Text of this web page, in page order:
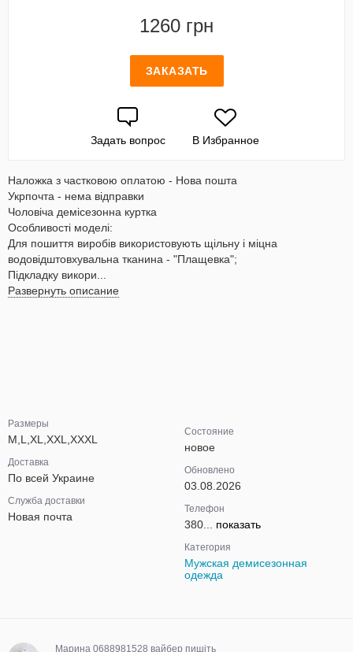
1260 грн
ЗАКАЗАТЬ
Задать вопрос В Избранное
Наложка з частковою оплатою - Нова пошта
Укрпочта - нема відправки
Чоловіча демісезонна куртка
Особливості моделі:
Для пошиття виробів використовують щільну і міцна
водовідштовхувальна тканина - "Плащевка";
Підкладку викори...
Развернуть описание
Размеры
M,L,XL,XXL,XXXL
Доставка
По всей Украине
Служба доставки
Новая почта
Состояние
новое
Обновлено
03.08.2026
Телефон
380... показать
Категория
Мужская демисезонная
одежда
Марина 0688981528 вайбер пишіть